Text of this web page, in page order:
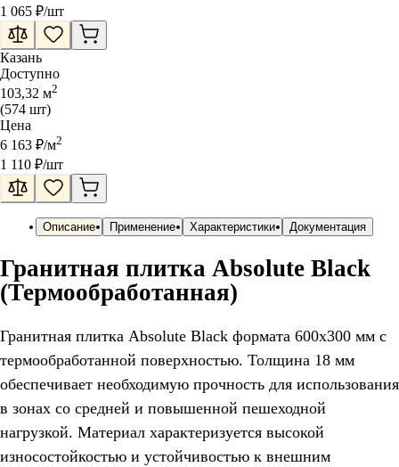
1 065 ₽/шт
Казань
Доступно
103,32 м2
(574 шт)
Цена
6 163 ₽/м2
1 110 ₽/шт
Описание Применение Характеристики Документация
Гранитная плитка Absolute Black
(Термообработанная)
Гранитная плитка Absolute Black формата 600x300 мм с
термообработанной поверхностью. Толщина 18 мм
обеспечивает необходимую прочность для использования
в зонах со средней и повышенной пешеходной
нагрузкой. Материал характеризуется высокой
износостойкостью и устойчивостью к внешним